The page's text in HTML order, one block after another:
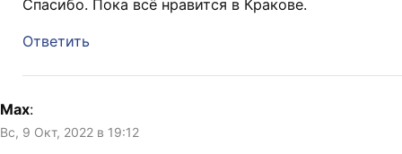
Спасибо. Пока всё нравится в Кракове.
Ответить
Max:
Вс, 9 Окт, 2022 в 19:12